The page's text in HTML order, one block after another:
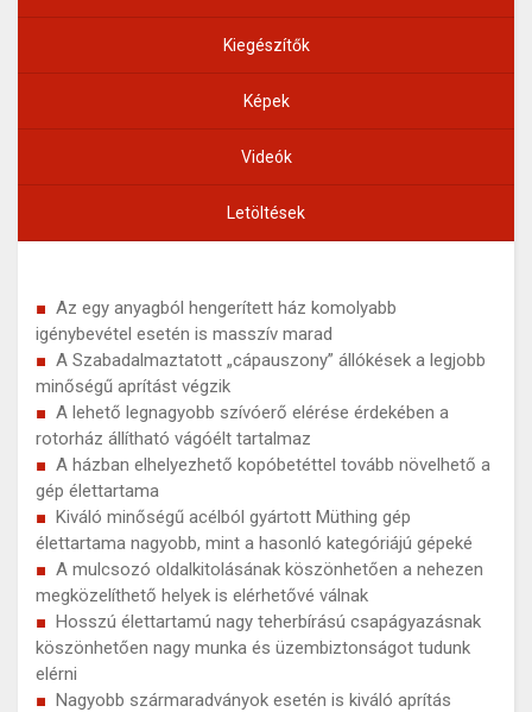
Kiegészítők
Képek
Videók
Letöltések
Az egy anyagból hengerített ház komolyabb
igénybevétel esetén is masszív marad
A Szabadalmaztatott „cápauszony” állókések a legjobb
minőségű aprítást végzik
A lehető legnagyobb szívóerő elérése érdekében a
rotorház állítható vágóélt tartalmaz
A házban elhelyezhető kopóbetéttel tovább növelhető a
gép élettartama
Kiváló minőségű acélból gyártott Müthing gép
élettartama nagyobb, mint a hasonló kategóriájú gépeké
A mulcsozó oldalkitolásának köszönhetően a nehezen
megközelíthető helyek is elérhetővé válnak
Hosszú élettartamú nagy teherbírású csapágyazásnak
köszönhetően nagy munka és üzembiztonságot tudunk
elérni
Nagyobb szármaradványok esetén is kiváló aprítás